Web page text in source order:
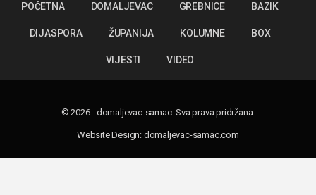
POČETNA DOMALJEVAC GREBNICE BAZIK
DIJASPORA ŽUPANIJA KOLUMNE BOX
VIJESTI VIDEO
© 2026 - domaljevac-samac. Sva prava pridržana.
Website Design: domaljevac-samac.com